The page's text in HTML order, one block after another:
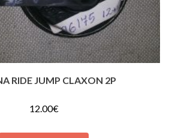
RIDE JUMP CLAXON 2P
12.00€